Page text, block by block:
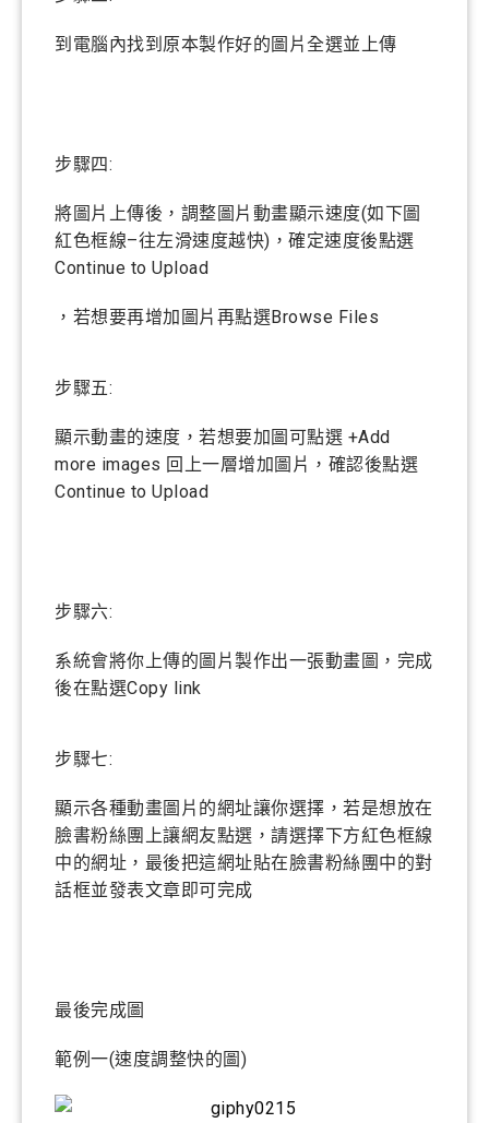
到電腦內找到原本製作好的圖片全選並上傳
步驟四:
將圖片上傳後，調整圖片動畫顯示速度(如下圖
紅色框線–往左滑速度越快)，確定速度後點選
Continue to Upload
，若想要再增加圖片再點選Browse Files
步驟五:
顯示動畫的速度，若想要加圖可點選 +Add
more images 回上一層增加圖片，確認後點選
Continue to Upload
步驟六:
系統會將你上傳的圖片製作出一張動畫圖，完成
後在點選Copy link
步驟七:
顯示各種動畫圖片的網址讓你選擇，若是想放在
臉書粉絲團上讓網友點選，請選擇下方紅色框線
中的網址，最後把這網址貼在臉書粉絲團中的對
話框並發表文章即可完成
最後完成圖
範例一(速度調整快的圖)